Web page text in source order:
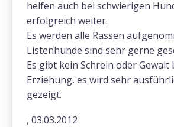
helfen auch bei schwierigen
erfolgreich weiter.
Es werden alle Rassen
Listenhunde sind sehr gerne
Es gibt kein Schrein oder Gewalt
Erziehung, es wird sehr
gezeigt.
, 03.03.2012